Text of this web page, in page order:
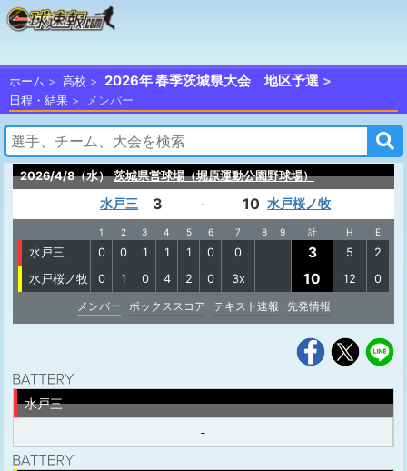
ホーム 高校 2026年 春季茨城県大会 地区予選
日程・結果 メンバー
2026/4/8（水） 茨城県営球場（堀原運動公園野球場）
水戸三 3 - 10 水戸桜ノ牧
1 2 3 4 5 6 7 8 9 計 H E
水戸三 0 0 1 1 1 0 0 3 5
2
水戸桜ノ牧
0 1 0 4 2 0 3x 10 12
0
メンバー
ボックススコア テキスト速報 先発情報
水戸三
-